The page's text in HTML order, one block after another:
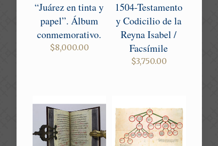
“Juárez en tinta y
papel”. Álbum
conmemorativo.
$8,000.00
1504-Testamento
y Codicilio de la
Reyna Isabel /
Facsímile
$3,750.00